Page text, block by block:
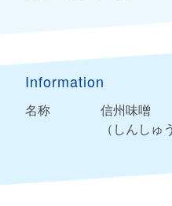
Information
名称
信州味噌
（しんしゅ